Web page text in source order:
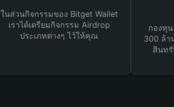
ในส่วนกิจกรรมของ Bitget Wallet
เราได้เตรียมกิจกรรม Airdrop
ประเภทต่างๆ ไว้ให้คุณ
กองทุ
300 ล้า
สินท